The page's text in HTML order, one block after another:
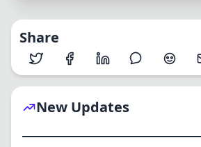
Share
New Updates